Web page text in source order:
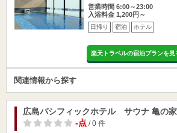
営業時間 6:00～23:00
入浴料金 1,200円～
日帰り 宿泊 ホテル
楽天トラベルの宿泊プランを見
関連情報から探す
広島パシフィックホテル サウナ 亀の家
-点/ 0 件